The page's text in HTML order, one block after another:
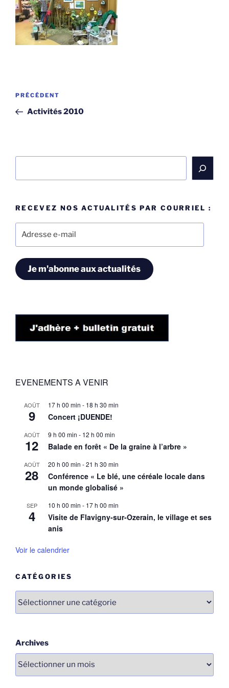
Navigation
l’article
Article
précédent
PRÉCÉDENT
Activités 2010
RECEVEZ NOS ACTUALITÉS PAR COURRIEL :
Je m'abonne aux actualités
EVENEMENTS A VENIR
AOÛT
9
17 h 00 min - 18 h 30 min
Concert ¡DUENDE!
AOÛT
12
9 h 00 min - 12 h 00 min
Balade en forêt « De la graine à l’arbre »
AOÛT
28
20 h 00 min -21 h 30 min
Conférence « Le blé, une céréale locale dans
un monde globalisé »
SEP
4
10 h 00 min - 17 h 00 min
Visite de Flavigny-sur-Ozerain, le village et ses
anis
Voir le calendrier
CATÉGORIES
Archives